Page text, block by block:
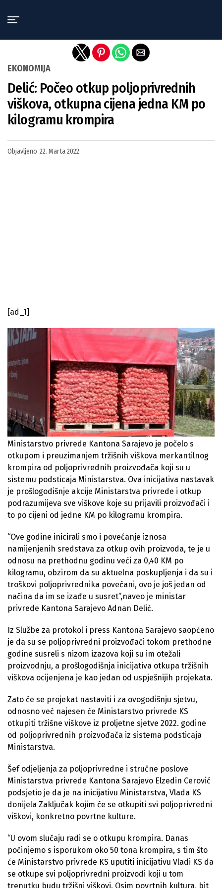
EKONOMIJA
Delić: Počeo otkup poljoprivrednih
viškova, otkupna cijena jedna KM po
kilogramu krompira
Objavljeno 22. Marta 2022.
[ad_1]
Ministarstvo privrede Kantona Sarajevo je počelo s
otkupom i preuzimanjem tržišnih viškova merkantilnog
krompira od poljoprivrednih proizvođača koji su u
sistemu podsticaja Ministarstva. Ova inicijativa nastavak
je prošlogodišnje akcije Ministarstva privrede i otkup
podrazumijeva sve viškove koje su prijavili proizvođači i
to po cijeni od jedne KM po kilogramu krompira.
“Ove godine inicirali smo i povećanje iznosa
namijenjenih sredstava za otkup ovih proizvoda, te je u
odnosu na prethodnu godinu veći za 0,40 KM po
kilogramu, obzirom da su aktuelna poskupljenja i da su i
troškovi poljoprivrednika povećani, ovo je još jedan od
načina da im se izađe u susret”,naveo je ministar
privrede Kantona Sarajevo Adnan Delić.
Iz Službe za protokol i press Kantona Sarajevo saopćeno
je da su se poljoprivredni proizvođači tokom prethodne
godine susreli s nizom izazova koji su im otežali
proizvodnju, a prošlogodišnja inicijativa otkupa tržišnih
viškova ocijenjena je kao jedan od uspješnijih projekata.
Zato će se projekat nastaviti i za ovogodišnju sjetvu,
odnosno već najesen će Ministarstvo privrede KS
otkupiti tržišne viškove iz proljetne sjetve 2022. godine
od poljoprivrednih proizvođača iz sistema podsticaja
Ministarstva.
Šef odjeljenja za poljoprivredne i stručne poslove
Ministarstva privrede Kantona Sarajevo Elzedin Cerović
podsjetio je da je na inicijativu Ministarstva, Vlada KS
donijela Zaključak kojim će se otkupiti svi poljoprivredni
viškovi, konkretno povrtne kulture.
“U ovom slučaju radi se o otkupu krompira. Danas
počinjemo s isporukom oko 50 tona krompira, s tim što
će Ministarstvo privrede KS uputiti inicijativu Vladi KS da
se otkupe svi poljoprivredni proizvodi koji u tom
trenutku budu tržišni viškovi. Osim povrtnih kultura, bit